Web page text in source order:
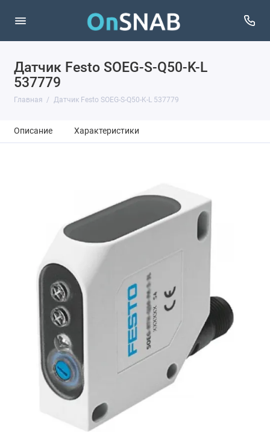
Датчик Festo SOEG-S-Q50-K-L
537779
Главная Датчик Festo SOEG-S-Q50-K-L 537779
Описание Характеристики